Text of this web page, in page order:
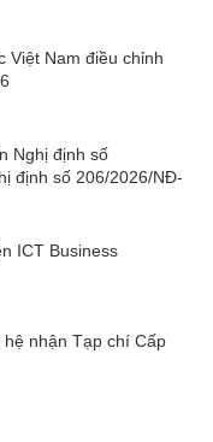
Việt Nam điều chỉnh
Nghị định số
định số 206/2026/NĐ-
ICT Business
nhận Tạp chí Cấp